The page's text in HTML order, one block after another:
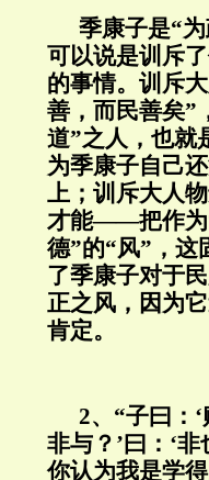
季康子是“
可以说是训斥
的事情。训斥
善，而民善矣”
道”之人，也就
为季康子自己
上；训斥大人
才能——把作为
德”的“风”，这
了季康子对于
正之风，因为
肯定。
2、“子曰：
非与？’曰：‘
你认为我是学